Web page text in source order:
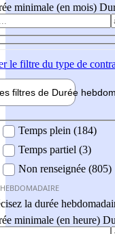
minimale (en mois)
le filtre du type de
filtres de Durée hebdo
Temps plein (184)
Temps partiel (3)
Non renseignée (805)
la durée
minimale (en heure)